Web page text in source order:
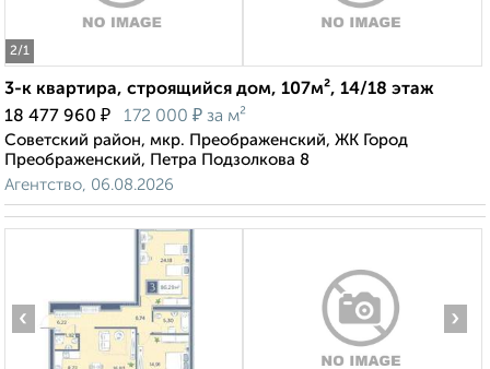
2/1
3-к квартира, строящийся дом, 107м², 14/18 этаж
18 477 960 ₽ 172 000 ₽ за м²
Советский район, мкр. Преображенский, ЖК Город
Преображенский, Петра Подзолкова 8
Агентство, 06.08.2026
‹ ›